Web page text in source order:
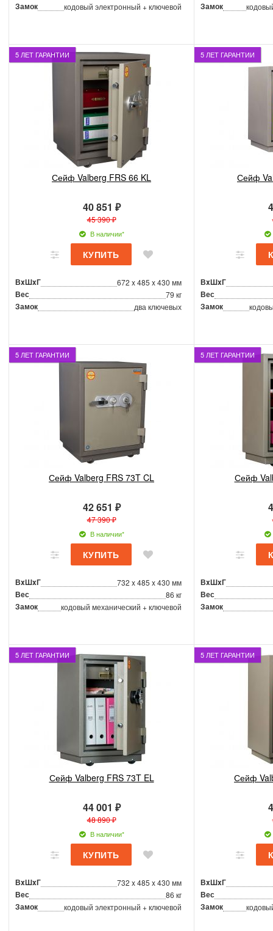
Замок кодовый электронный + ключевой
Замок
5 ЛЕТ ГАРАНТИИ
Сейф Valberg FRS 66 KL
40 851 ₽
45 390 ₽
В наличии*
ВxШxГ 672 x 485 x 430 мм
Вес 79 кг
Замок два ключевых
5 ЛЕТ ГАРАНТИИ
Сейф
ВxШxГ
Вес
Замок
5 ЛЕТ ГАРАНТИИ
Сейф Valberg FRS 73T CL
42 651 ₽
47 390 ₽
В наличии*
ВxШxГ 732 x 485 x 430 мм
Вес 86 кг
Замок кодовый механический + ключевой
5 ЛЕТ ГАРАНТИИ
Сейф
ВxШxГ
Вес
Замок
5 ЛЕТ ГАРАНТИИ
Сейф Valberg FRS 73T EL
44 001 ₽
48 890 ₽
В наличии*
ВxШxГ 732 x 485 x 430 мм
Вес 86 кг
Замок кодовый электронный + ключевой
5 ЛЕТ ГАРАНТИИ
Сейф
ВxШxГ
Вес
Замок